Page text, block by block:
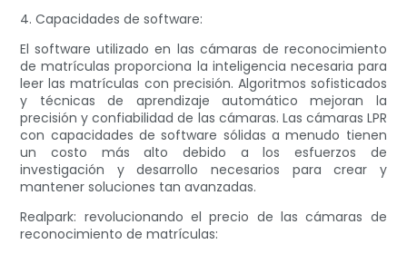
4. Capacidades de software:
El software utilizado en las cámaras de reconocimiento
de matrículas proporciona la inteligencia necesaria para
leer las matrículas con precisión. Algoritmos sofisticados
y técnicas de aprendizaje automático mejoran la
precisión y confiabilidad de las cámaras. Las cámaras LPR
con capacidades de software sólidas a menudo tienen
un costo más alto debido a los esfuerzos de
investigación y desarrollo necesarios para crear y
mantener soluciones tan avanzadas.
Realpark: revolucionando el precio de las cámaras de
reconocimiento de matrículas: